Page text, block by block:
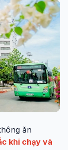
ăn
khi chạy và